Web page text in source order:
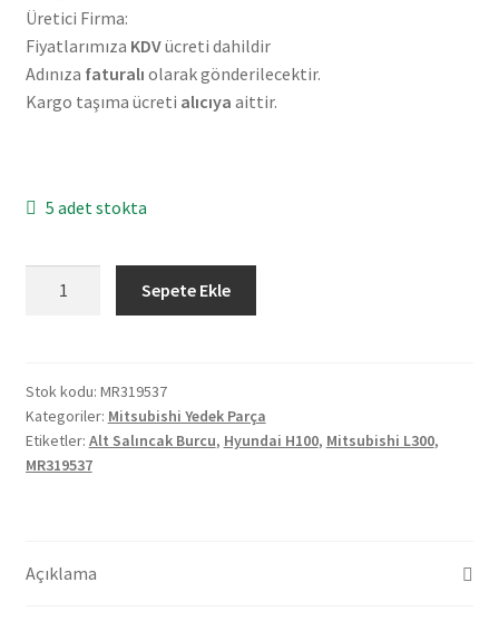
Üretici Firma:
Fiyatlarımıza KDVücreti dahildir
Adınıza faturalı olarak gönderilecektir.
Kargo taşıma ücreti alıcıya aittir.
5 adet stokta
Alt
Salıncak
Burcu
MR319537
Sepete Ekle
Stok kodu: MR319537
Kategoriler: Mitsubishi Yedek Parça
Etiketler: Alt Salıncak Burcu, Hyundai H100, Mitsubishi L300,
MR319537
Açıklama